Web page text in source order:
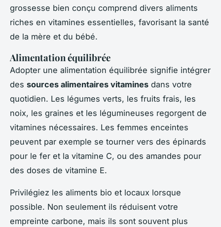
grossesse bien conçu comprend divers aliments
riches en vitamines essentielles, favorisant la santé
de la mère et du bébé.
Alimentation équilibrée
Adopter une alimentation équilibrée signifie intégrer
des sources alimentaires vitamines dans votre
quotidien. Les légumes verts, les fruits frais, les
noix, les graines et les légumineuses regorgent de
vitamines nécessaires. Les femmes enceintes
peuvent par exemple se tourner vers des épinards
pour le fer et la vitamine C, ou des amandes pour
des doses de vitamine E.
Privilégiez les aliments bio et locaux lorsque
possible. Non seulement ils réduisent votre
empreinte carbone, mais ils sont souvent plus